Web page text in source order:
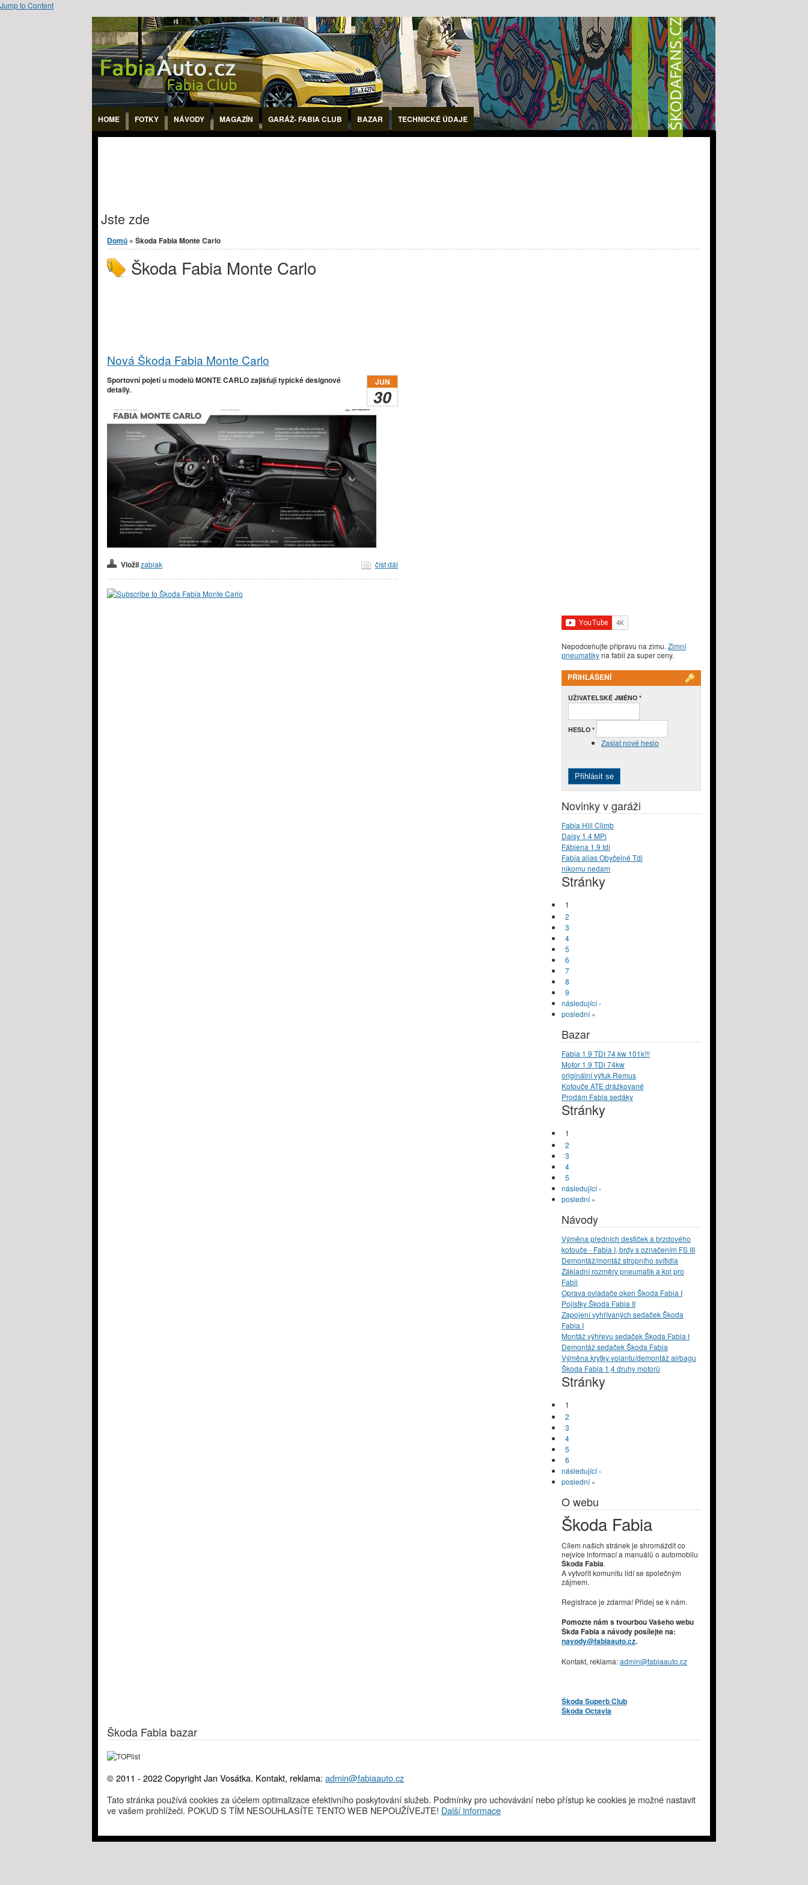
Jump to Content
HOME FOTKY NÁVODY MAGAZÍN GARÁŽ- FABIA CLUB BAZAR TECHNICKÉ ÚDAJE
Jste zde
Domů » Škoda Fabia Monte Carlo
Škoda Fabia Monte Carlo
Nová Škoda Fabia Monte Carlo
JUN
30
Sportovní pojetí u modelů MONTE CARLO zajišťují typické designové
detaily.
Vložilzabiak číst dál
Nepodceňujte přípravu na zimu. Zimní
pneumatikyna fabii za super ceny.
PŘIHLÁŠENÍ
UŽIVATELSKÉ JMÉNO *
HESLO *
Zaslat nové heslo
Novinky v garáži
Fabia Hill Climb
Daisy 1.4 MPi
Fábiena 1.9 tdi
Fabia alias Obyčejné Tdi
nikomu nedam
Stránky
1
2
3
4
5
6
7
8
9
následující ›
poslední »
Bazar
Fabia 1.9 TDI 74 kw 101k!!!
Motor 1.9 TDi 74kw
originální výfuk Remus
Kotouče ATE drážkované
Prodám Fabia sedáky
Stránky
1
2
3
4
5
následující ›
poslední »
Návody
Výměna předních destiček a brzdového
kotouče - Fabia I, brdy s označením FS III
Demontáž/montáž stropního svítidla
Základní rozměry pneumatik a kol pro
Fabii
Oprava ovladače oken Škoda Fabia I
Pojistky Škoda Fabia II
Zapojení vyhřívaných sedaček Škoda
Fabia I
Montáž výhřevu sedaček Škoda Fabia I
Demontáž sedaček Škoda Fabia
Výměna krytky volantu/demontáž airbagu
Škoda Fabia 1,4 druhy motorů
Stránky
1
2
3
4
5
6
následující ›
poslední »
O webu
Škoda Fabia
Cílem našich stránek je shromáždit co
nejvíce informací a manuálů o automobilu
Škoda Fabia.
A vytvořit komunitu lidí se společným
zájmem.
Registrace je zdarma! Přidej se k nám.
Pomozte nám s tvourbou Vašeho webu
Škda Fabia a návody posílejte na:
navody@fabiaauto.cz.
Kontakt, reklama:admin@fabiaauto.cz
Škoda Superb Club
Škoda Octavia
Škoda Fabia bazar
© 2011 - 2022 Copyright Jan Vosátka. Kontakt, reklama: admin@fabiaauto.cz
Tato stránka používá cookies za účelem optimalizace efektivního poskytování služeb. Podmínky pro uchovávání nebo přístup ke cookies je možné nastavit
ve vašem prohlížeči. POKUD S TÍM NESOUHLASÍTE TENTO WEB NEPOUŽÍVEJTE! Další informace